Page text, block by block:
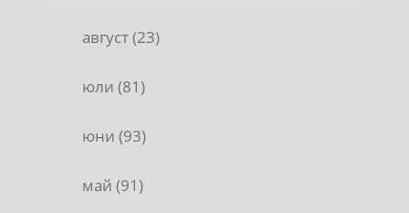
август (23)
юли (81)
юни (93)
май (91)